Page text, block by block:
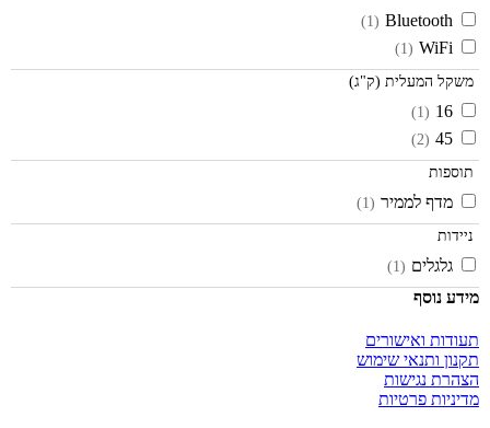
Bluetooth
(1)
WiFi
(1)
משקל המעלית (ק"ג)
16
(1)
45
(2)
תוספות
מדף לממיר (1)
ניידות
גלגלים (1)
מידע נוסף
תעודות ואישורים
תקנון ותנאי שימוש
הצהרת נגישות
מדיניות פרטיות